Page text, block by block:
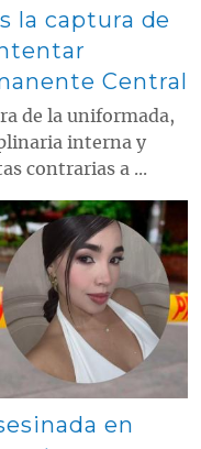
la captura de
Central
de la uniformada,
interna y
contrarias a ...
en